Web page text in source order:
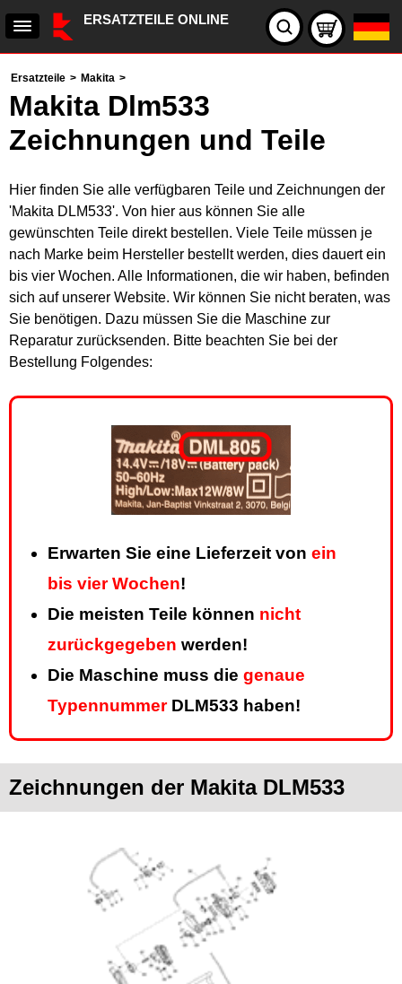
ERSATZTEILE ONLINE
Ersatzteile > Makita >
Makita Dlm533
Zeichnungen und Teile
Hier finden Sie alle verfügbaren Teile und Zeichnungen der
'Makita DLM533'. Von hier aus können Sie alle
gewünschten Teile direkt bestellen. Viele Teile müssen je
nach Marke beim Hersteller bestellt werden, dies dauert ein
bis vier Wochen. Alle Informationen, die wir haben, befinden
sich auf unserer Website. Wir können Sie nicht beraten, was
Sie benötigen. Dazu müssen Sie die Maschine zur
Reparatur zurücksenden. Bitte beachten Sie bei der
Bestellung Folgendes:
Erwarten Sie eine Lieferzeit von ein
bis vier Wochen!
Die meisten Teile können nicht
zurückgegeben werden!
Die Maschine muss die genaue
TypennummerDLM533 haben!
Zeichnungen der Makita DLM533